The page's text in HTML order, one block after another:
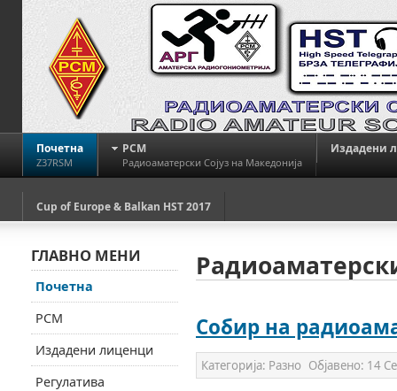
Почетна
Z37RSM
РСМ
Радиоаматерски Сојуз на Македонија
Издадени
Cup of Europe & Balkan HST 2017
Собир на
Категорија: Разно Објавено: 14
ГЛАВНО МЕНИ
Почетна
РСМ
Издадени лиценци
Регулатива